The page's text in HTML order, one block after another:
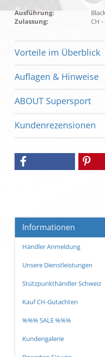
Ausführung:
Zulassung:
CH
Vorteile im Überblick
Auflagen & Hinweise
ABOUT Supersport
Kundenrezensionen
Informationen
Händler Anmeldung
Unsere Dienstleistungen
Stützpunkthändler Schweiz
Kauf CH-Gutachten
%%% SALE %%%
Kundengalerie